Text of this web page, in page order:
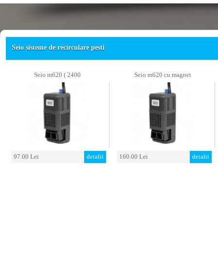
Seio sisteme de recirculare pesti
Seio m620 ( 2400
97.00 Lei detalii
Seio m620 cu magnet
160.00 Lei detalii